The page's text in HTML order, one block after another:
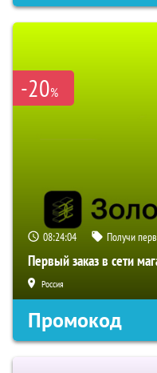
-20%
08:24:03 Получи
Первый заказ в сети
Россия
Промокод